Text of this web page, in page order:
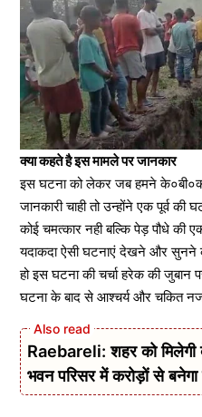
क्या कहते है इस मामले पर जानकार
इस घटना को लेकर जब हमने
जानकारी चाही तो उन्होंने एक पूर्व
कोई चमत्कार नही बल्कि पेड़ पौधे की
यदाकदा ऐसी घटनाएं देखने और सुनने
हो इस घटना की चर्चा हरेक की जुबान
घटना के बाद से आश्चर्य और चकित
Raebareli: शहर को मिलेगी
भवन परिसर में करोड़ों से बनेगा